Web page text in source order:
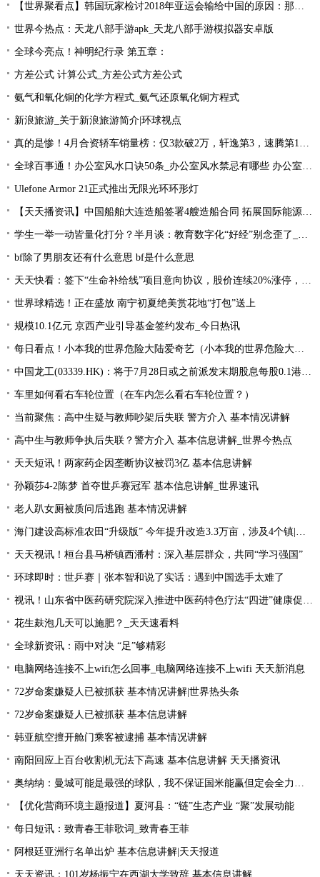
【世界聚看点】韩国玩家检讨2018年亚运会输给中国的原因：那一年是Uzi的时代！
世界今热点：天龙八部手游apk_天龙八部手游模拟器安卓版
全球今亮点！神明纪行录 第五章：
方差公式 计算公式_方差公式方差公式
氨气和氧化铜的化学方程式_氨气还原氧化铜方程式
新浪旅游_关于新浪旅游简介|环球视点
真的是惨！4月合资轿车销量榜：仅3款破2万，轩逸第3，速腾第16！
全球百事通！办公室风水口诀50条_办公室风水禁忌有哪些 办公室风水禁忌大全
Ulefone Armor 21正式推出无限光环环形灯
【天天播资讯】中国船舶大连造船签署4艘造船合同 拓展国际能源运输领域合作
学生一举一动皆量化打分？半月谈：教育数字化“好经”别念歪了_环球今亮点
bf除了男朋友还有什么意思 bf是什么意思
天天快看：签下“生命补给线”项目意向协议，股价连续20%涨停，这家公司获机构扎堆关注
世界球精选！正在盛放 南宁初夏绝美赏花地“打包”送上
规模10.1亿元 京西产业引导基金签约发布_今日热讯
每日看点！小本我的世界危险大陆爱奇艺（小本我的世界危险大陆）
中国龙工(03339.HK)：将于7月28日或之前派发末期股息每股0.1港元-世界微资讯
车里如何看右车轮位置（在车内怎么看右车轮位置？）
当前聚焦：高中生疑与教师吵架后失联 警方介入 基本情况讲解
高中生与教师争执后失联？警方介入 基本信息讲解_世界今热点
天天短讯！两家药企因垄断协议被罚3亿 基本信息讲解
孙颖莎4-2陈梦 首夺世乒赛冠军 基本信息讲解_世界速讯
老人趴女厕被质问后逃跑 基本情况讲解
海门建设高标准农田“升级版” 今年提升改造3.3万亩，涉及4个镇|每日速读
天天视讯！桓台县马桥镇西潘村：深入基层群众，共同“学习强国”
环球即时：世乒赛｜张本智和说了实话：遇到中国选手太难了
视讯！山东省中医药研究院深入推进中医药特色疗法“四进”健康促进行动
花生麸泡几天可以施肥？_天天速看料
全球新资讯：雨中对决 “足”够精彩
电脑网络连接不上wifi怎么回事_电脑网络连接不上wifi 天天新消息
72岁命案嫌疑人已被抓获 基本情况讲解|世界热头条
72岁命案嫌疑人已被抓获 基本信息讲解
韩亚航空擅开舱门乘客被逮捕 基本情况讲解
南阳回应上百台收割机无法下高速 基本信息讲解 天天播资讯
奥纳纳：曼城可能是最强的球队，我不保证国米能赢但定会全力以赴|环球最新
【优化营商环境主题报道】夏河县：“链”生态产业 “聚”发展动能
每日短讯：致青春王菲歌词_致青春王菲
阿根廷亚洲行名单出炉 基本信息讲解|天天报道
天天资讯：101岁杨振宁在西湖大学致辞 基本信息讲解